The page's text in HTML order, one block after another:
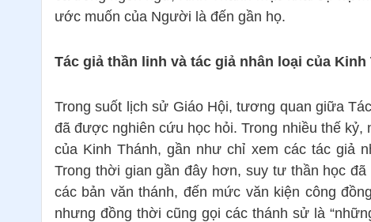
ước muốn của Người là đến gần họ.
Tác giả thần linh và tác giả nhân loại của Kinh
Trong suốt lịch sử Giáo Hội, tương quan giữa
đã được nghiên cứu học hỏi. Trong nhiều thế
của Kinh Thánh, gần như chỉ xem các tác giả
Trong thời gian gần đây hơn, suy tư thần học
các bản văn thánh, đến mức văn kiện công
nhưng đồng thời cũng gọi các thánh sử là